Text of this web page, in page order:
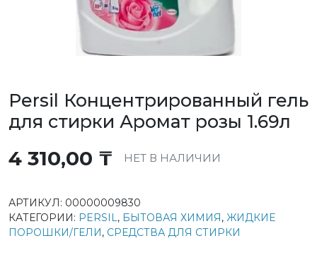
Persil Концентрированный гель
для стирки Аромат розы 1.69л
4 310,00 ₸ НЕТ В НАЛИЧИИ
АРТИКУЛ: 00000009830
КАТЕГОРИИ: PERSIL, БЫТОВАЯ ХИМИЯ, ЖИДКИЕ
ПОРОШКИ/ГЕЛИ, СРЕДСТВА ДЛЯ СТИРКИ